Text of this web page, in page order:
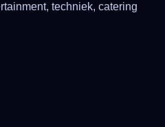
techniek, catering